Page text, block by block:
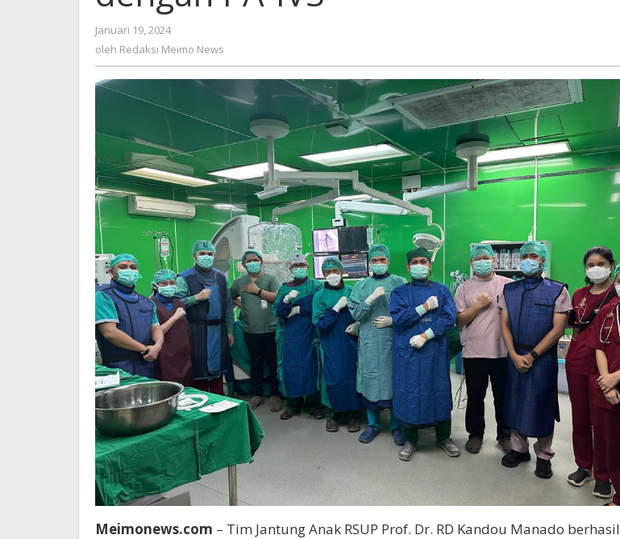
IVS
Januari 19, 2024
Redaksi
News
oleh Redaksi Meimo News
Meimonews.com – Tim Jantung Anak RSUP Prof. Dr. RD Kandou Manado berhasil